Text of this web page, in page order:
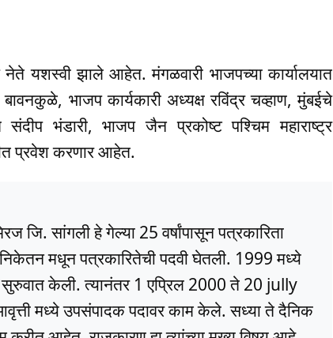
यशस्वी झाले आहेत. मंगळवारी भाजपच्या कार्यालयात
भाजप कार्यकारी अध्यक्ष रविंद्र चव्हाण, मुंबईचे
भंडारी, भाजप जैन प्रकोष्ट पश्चिम महाराष्ट्र
प्रवेश करणार आहेत.
जि. सांगली हे गेल्या 25 वर्षांपासून पत्रकारिता
मधून पत्रकारितेची पदवी घेतली. 1999 मध्ये
केली. त्यानंतर 1 एप्रिल 2000 ते 20 jully
मध्ये उपसंपादक पदावर काम केले. सध्या ते दैनिक